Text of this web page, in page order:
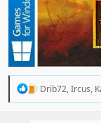
R
Drib72,Ircus,